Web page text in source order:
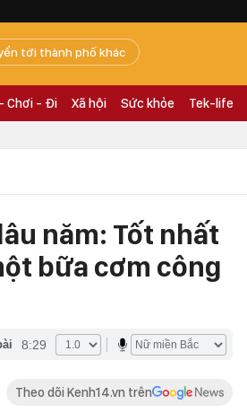
tới thành phố khác
Chơi - Đi Xã hội Sức khỏe Tek-life
năm: Tốt nhất
bữa cơm công
8:29
Theo dõi Kenh14.vn trên